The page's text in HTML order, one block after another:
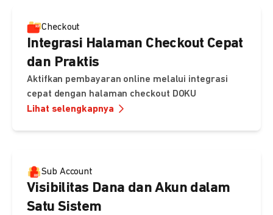
Checkout
Integrasi Halaman Checkout Cepat
dan Praktis
Aktifkan pembayaran online melalui integrasi
cepat dengan halaman checkout DOKU
Lihat selengkapnya
Sub Account
Visibilitas Dana dan Akun dalam
Satu Sistem